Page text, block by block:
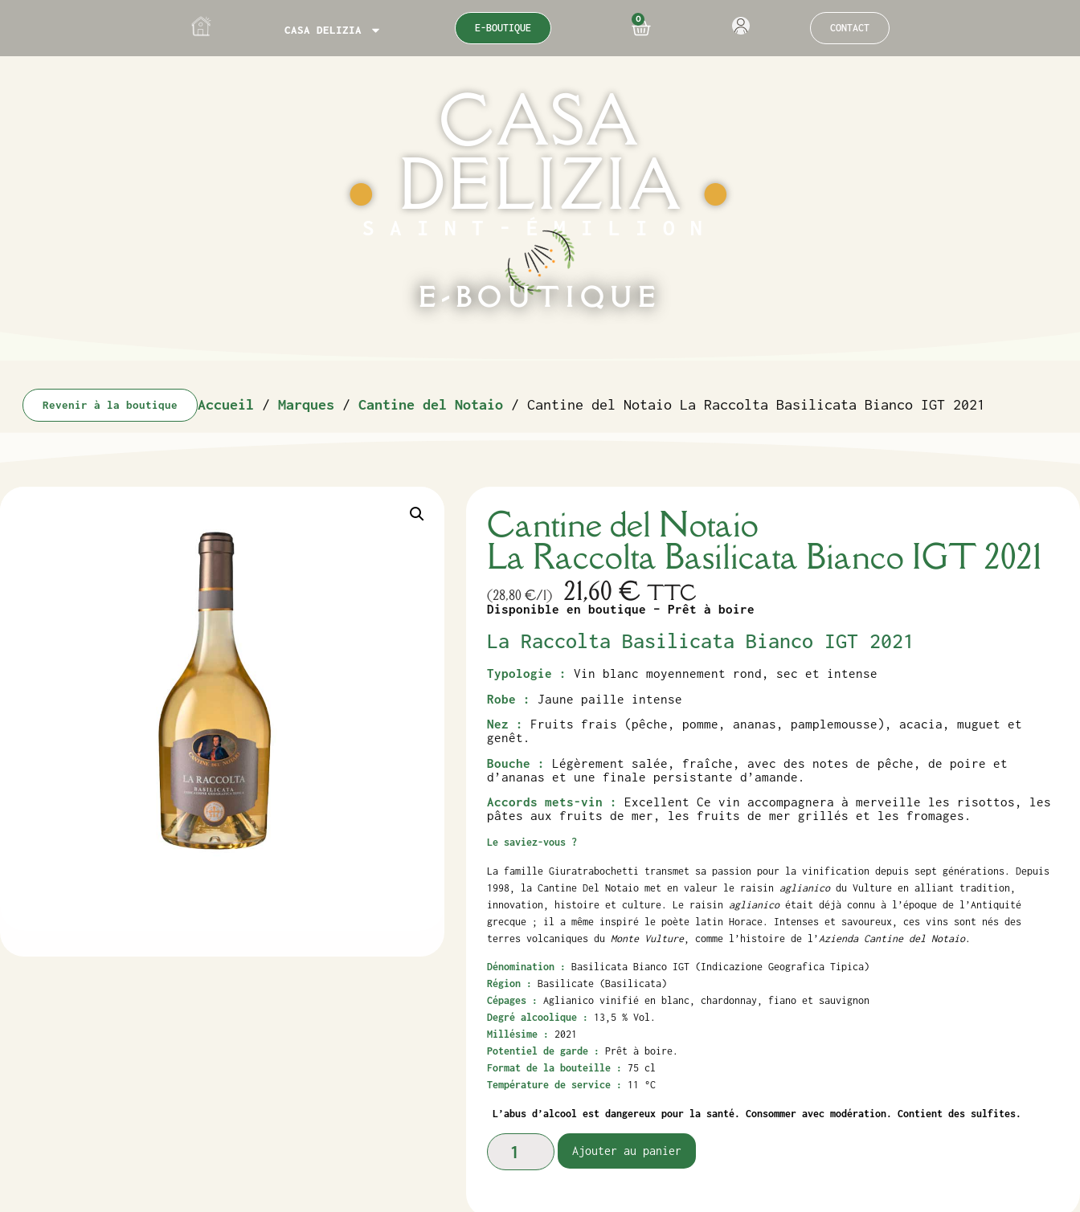
CASA DELIZIA E-BOUTIQUE
0
CONTACT
CASA
● DELIZIA ●
SAINT-ÉMILION
E-BOUTIQUE
Revenir à la boutique Accueil / Marques / Cantine del Notaio / Cantine del Notaio La Raccolta Basilicata Bianco IGT 2021
Cantine del Notaio
La Raccolta Basilicata Bianco IGT 2021
(28,80 €/l) 21,60€ TTC
Disponible en boutique – Prêt à boire
La Raccolta Basilicata Bianco IGT 2021
Typologie :Vin blanc moyennement rond, sec et intense
Robe : Jaune paille intense
Nez : Fruits frais (pêche, pomme, ananas, pamplemousse), acacia, muguet et
genêt.
Bouche : Légèrement salée, fraîche, avec des notes de pêche, de poire et
d’ananas et une finale persistante d’amande.
Accords mets-vin : Excellent Ce vin accompagnera à merveille les risottos, les
pâtes aux fruits de mer, les fruits de mer grillés et les fromages.
Le saviez-vous ?
La famille Giuratrabochetti transmet sa passion pour la vinification depuis sept générations. Depuis
1998, la Cantine Del Notaio met en valeur le raisin aglianicodu Vulture en alliant tradition,
innovation, histoire et culture. Le raisin aglianicoétait déjà connu à l’époque de l’Antiquité
grecque ; il a même inspiré le poète latin Horace. Intenses et savoureux, ces vins sont nés des
terres volcaniques du Monte Vulture, comme l’histoire de l’ Azienda Cantine del Notaio.
Dénomination :Basilicata Bianco IGT (Indicazione Geografica Tipica)
Région : Basilicate (Basilicata)
Cépages : Aglianico vinifié en blanc, chardonnay, fiano et sauvignon
Degré alcoolique : 13,5 % Vol.
Millésime : 2021
Potentiel de garde :
Prêt à boire.
Format de la bouteille : 75 cl
Température de service : 11 °C
L’abus d’alcool est dangereux pour la santé. Consommer avec modération. Contient des sulfites.
Ajouter au panier